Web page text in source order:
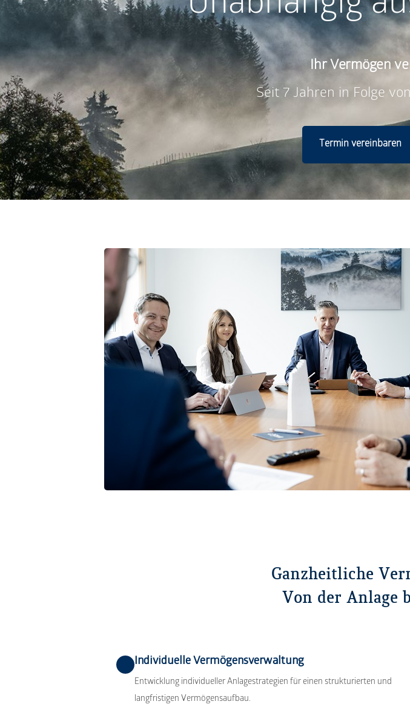
Ihr Vermögen
Seit 7 Jahren in Folge
Termin vereinbaren
Ganzheitliche
Von der Anlage
Individuelle Vermögensverwaltung
Entwicklung individueller Anlagestrategien für einen strukturierten und
langfristigen Vermögensaufbau.